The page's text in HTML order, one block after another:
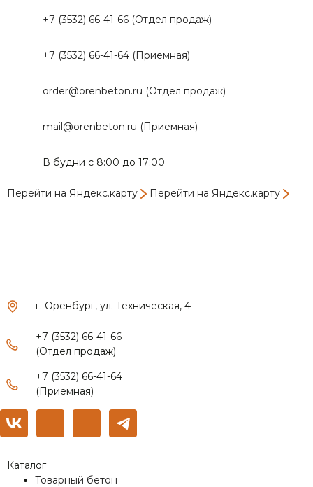
+7 (3532) 66-41-66 (Отдел продаж)
+7 (3532) 66-41-64 (Приемная)
order@orenbeton.ru (Отдел продаж)
mail@orenbeton.ru (Приемная)
В будни с 8:00 до 17:00
Перейти на Яндекс.карту Перейти на Яндекс.карту
г. Оренбург, ул. Техническая, 4
+7 (3532) 66-41-66
(Отдел продаж)
+7 (3532) 66-41-64
(Приемная)
Каталог
Товарный бетон